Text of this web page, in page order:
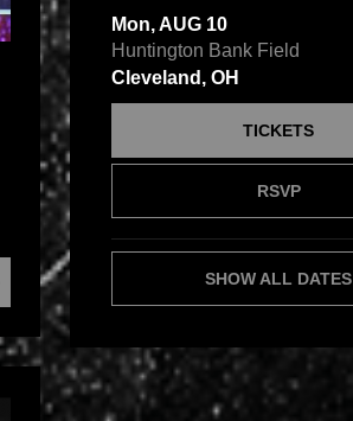
Mon, AUG 10
Huntington Bank Field
Cleveland, OH
RSVP
TICKETS
SHOW ALL DATES